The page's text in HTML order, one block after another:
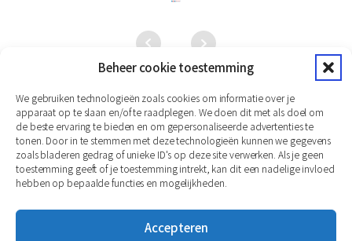
Beheer cookie toestemming
We gebruiken technologieën zoals cookies om informatie over je
apparaat op te slaan en/of te raadplegen. We doen dit met als doel om
de beste ervaring te bieden en om gepersonaliseerde advertenties te
tonen. Door in te stemmen met deze technologieën kunnen we gegevens
zoals bladeren gedrag of unieke ID's op deze site verwerken. Als je geen
toestemming geeft of je toestemming intrekt, kan dit een nadelige invloed
hebben op bepaalde functies en mogelijkheden.
Accepteren